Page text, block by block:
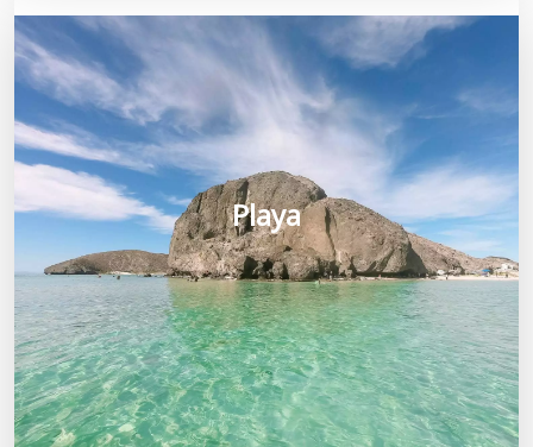
Playa
Playa
Los mejores destinos de sol y playa.